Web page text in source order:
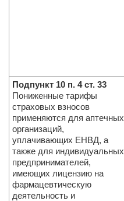
Подпункт 10 п. 4 ст. 33
Пониженные тарифы
страховых взносов
применяются для аптечных
организаций,
уплачивающих ЕНВД, а
также для индивидуальных
предпринимателей,
имеющих лицензию на
фармацевтическую
деятельность и